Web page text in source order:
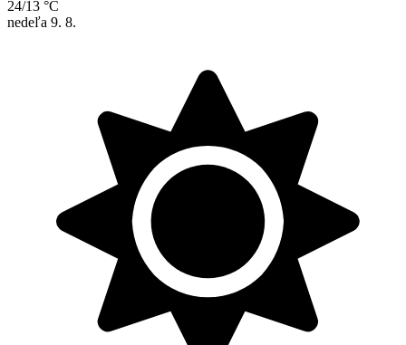
24/13 °C
nedeľa 9. 8.